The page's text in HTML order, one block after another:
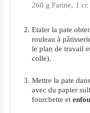
260 g Farine, 1 cc
Etaler la pate
rouleau à
le plan de travail
colle).
Mettre la pate
avec du papier
fourchette et